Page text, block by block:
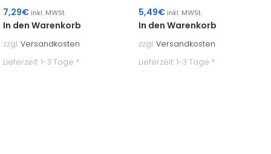
7,29€ inkl. MWSt.
In den Warenkorb
zzgl.Versandkosten
Lieferzeit: 1-3 Tage *
5,49€ inkl. MWSt.
In den Warenkorb
zzgl.Versandkosten
Lieferzeit: 1-3 Tage *